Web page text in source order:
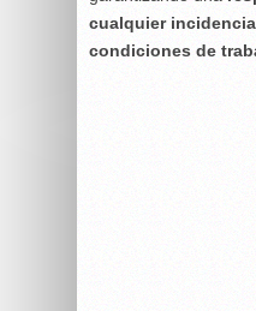
cualquier incidencia
condiciones de